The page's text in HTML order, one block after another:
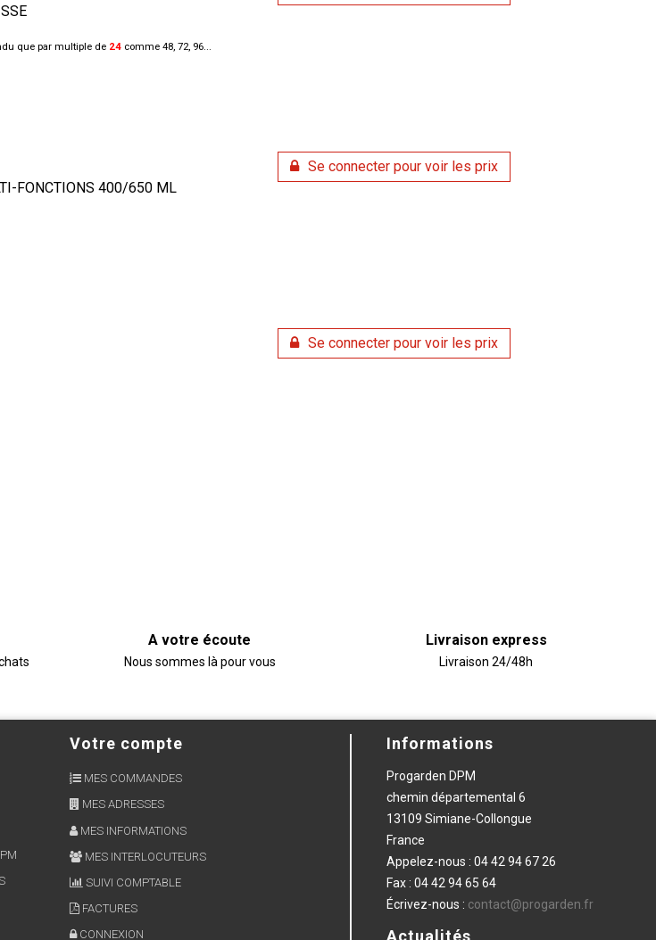
que par multiple de 24comme 48, 72, 96...
FONCTIONS 400/650 ML
Se connecter pour voir les prix
Se connecter pour voir les prix
A votre écoute
Nous sommes là pour vous
Livraison express
Livraison 24/48h
Votre compte
MES COMMANDES
MES ADRESSES
MES INFORMATIONS
MES INTERLOCUTEURS
SUIVI COMPTABLE
FACTURES
CONNEXION
Informations
Progarden DPM
chemin départemental 6
13109 Simiane-Collongue
France
Appelez-nous : 04 42 94 67 26
Fax : 04 42 94 65 64
Écrivez-nous : contact@progarden.fr